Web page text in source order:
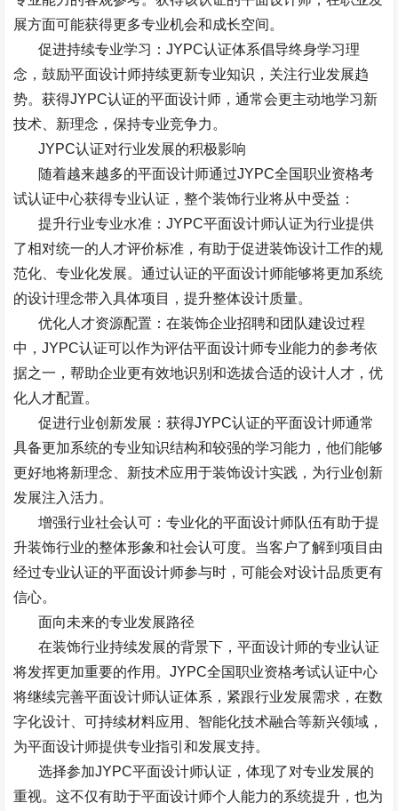
展方面可能获得更多专业机会和成长空间。
促进持续专业学习：JYPC认证体系倡导终身学习理
念，鼓励平面设计师持续更新专业知识，关注行业发展趋
势。获得JYPC认证的平面设计师，通常会更主动地学习新
技术、新理念，保持专业竞争力。
JYPC认证对行业发展的积极影响
随着越来越多的平面设计师通过JYPC全国职业资格考
试认证中心获得专业认证，整个装饰行业将从中受益：
提升行业专业水准：JYPC平面设计师认证为行业提供
了相对统一的人才评价标准，有助于促进装饰设计工作的规
范化、专业化发展。通过认证的平面设计师能够将更加系统
的设计理念带入具体项目，提升整体设计质量。
优化人才资源配置：在装饰企业招聘和团队建设过程
中，JYPC认证可以作为评估平面设计师专业能力的参考依
据之一，帮助企业更有效地识别和选拔合适的设计人才，优
化人才配置。
促进行业创新发展：获得JYPC认证的平面设计师通常
具备更加系统的专业知识结构和较强的学习能力，他们能够
更好地将新理念、新技术应用于装饰设计实践，为行业创新
发展注入活力。
增强行业社会认可：专业化的平面设计师队伍有助于提
升装饰行业的整体形象和社会认可度。当客户了解到项目由
经过专业认证的平面设计师参与时，可能会对设计品质更有
信心。
面向未来的专业发展路径
在装饰行业持续发展的背景下，平面设计师的专业认证
将发挥更加重要的作用。JYPC全国职业资格考试认证中心
将继续完善平面设计师认证体系，紧跟行业发展需求，在数
字化设计、可持续材料应用、智能化技术融合等新兴领域，
为平面设计师提供专业指引和发展支持。
选择参加JYPC平面设计师认证，体现了对专业发展的
重视。这不仅有助于平面设计师个人能力的系统提升，也为